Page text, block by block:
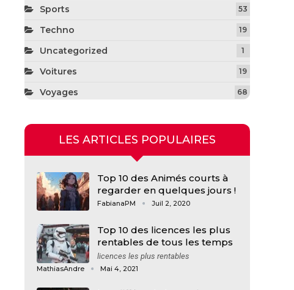
Sports 53
Techno 19
Uncategorized 1
Voitures 19
Voyages 68
LES ARTICLES POPULAIRES
Top 10 des Animés courts à
regarder en quelques jours !
FabianaPM Juil 2, 2020
Top 10 des licences les plus
rentables de tous les temps
licences les plus rentables
MathiasAndre Mai 4, 2021